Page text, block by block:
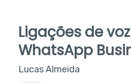
Ligações de
WhatsApp
Lucas Almeida